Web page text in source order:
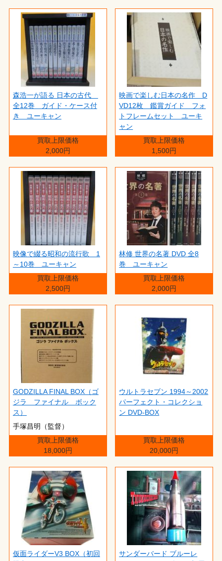
森浩一が語る 日本の古代
全12巻 ガイド・ケース付
き ユーキャン
買取上限価格
2,000円
映画で楽しむ日本の名作 D
VD12枚 鑑賞ガイド フォ
トフレームセット ユーキ
ャン
買取上限価格
1,500円
映像で綴る昭和の流行歌 1
～10巻 ユーキャン
買取上限価格
2,500円
林修 世界の名著 DVD 全8
巻 ユーキャン
買取上限価格
2,000円
GODZILLA FINAL BOX（ゴ
ジラ ファイナル ボック
ス）
手塚昌明（監督）
買取上限価格
18,000円
ウルトラセブン 1994～2002
パーフェクト・コレクショ
ン DVD-BOX
買取上限価格
20,000円
仮面ライダーV3 BOX（初回
サンダーバード ブルーレ